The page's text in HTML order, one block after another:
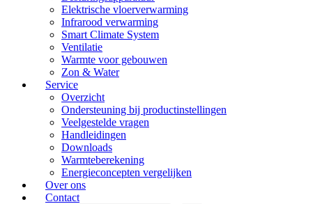
Elektrische vloerverwarming
Infrarood verwarming
Smart Climate System
Ventilatie
Warmte voor gebouwen
Zon & Water
Service
Overzicht
Ondersteuning bij productinstellingen
Veelgestelde vragen
Handleidingen
Downloads
Warmteberekening
Energieconcepten vergelijken
Over ons
Contact